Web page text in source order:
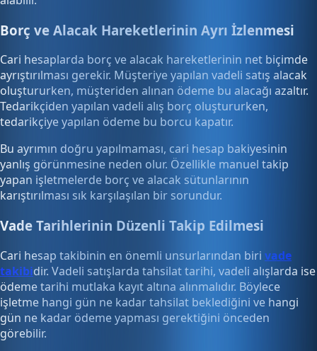
Borç ve Alacak Hareketlerinin Ayrı İzlenmesi
Cari hesaplarda borç ve alacak hareketlerinin net biçimde
ayrıştırılması gerekir. Müşteriye yapılan vadeli satış alacak
oluştururken, müşteriden alınan ödeme bu alacağı azaltır.
Tedarikçiden yapılan vadeli alış borç oluştururken,
tedarikçiye yapılan ödeme bu borcu kapatır.
Bu ayrımın doğru yapılmaması, cari hesap bakiyesinin
yanlış görünmesine neden olur. Özellikle manuel takip
yapan işletmelerde borç ve alacak sütunlarının
karıştırılması sık karşılaşılan bir sorundur.
Vade Tarihlerinin Düzenli Takip Edilmesi
Cari hesap takibinin en önemli unsurlarından biri vade
takibidir. Vadeli satışlarda tahsilat tarihi, vadeli alışlarda ise
ödeme tarihi mutlaka kayıt altına alınmalıdır. Böylece
işletme hangi gün ne kadar tahsilat beklediğini ve hangi
gün ne kadar ödeme yapması gerektiğini önceden
görebilir.